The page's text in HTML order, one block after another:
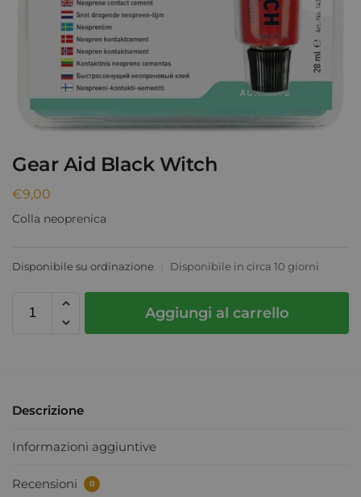
Gear Aid Black Witch
€9,00
Colla neoprenica
Disponibile su ordinazione Disponibile in circa 10 giorni
Aggiungi al carrello
Descrizione
Informazioni aggiuntive
Recensioni 0